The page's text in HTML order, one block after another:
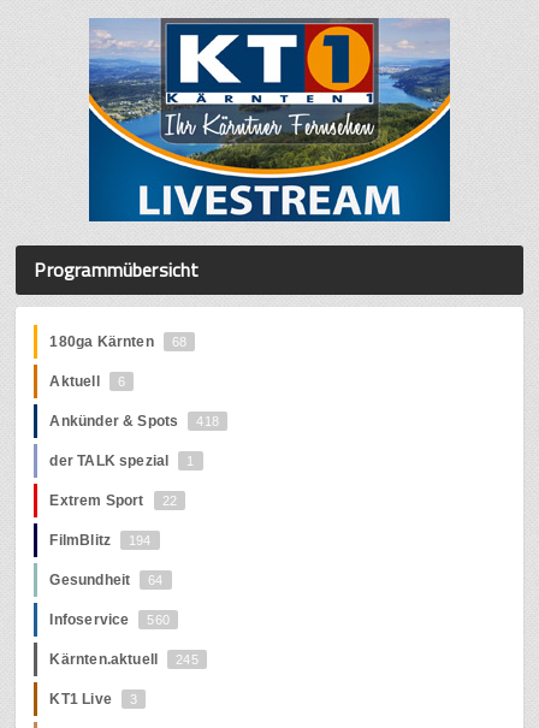
Programmübersicht
180ga Kärnten 68
Aktuell 6
Ankünder & Spots 418
der TALK spezial 1
Extrem Sport 22
FilmBlitz 194
Gesundheit 64
Infoservice 560
Kärnten.aktuell 245
KT1 Live 3